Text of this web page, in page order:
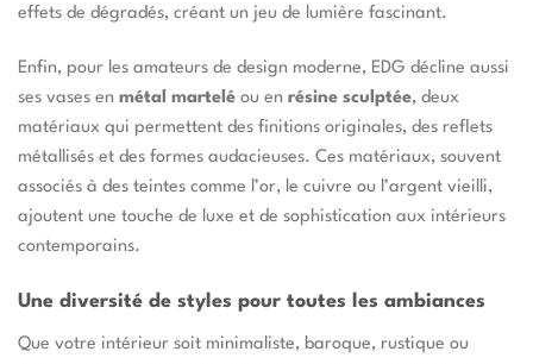
effets de dégradés, créant un jeu de lumière fascinant.
Enfin, pour les amateurs de design moderne, EDG décline aussi
ses vases en métal martelé ou en résine sculptée, deux
matériaux qui permettent des finitions originales, des reflets
métallisés et des formes audacieuses. Ces matériaux, souvent
associés à des teintes comme l’or, le cuivre ou l’argent vieilli,
ajoutent une touche de luxe et de sophistication aux intérieurs
contemporains.
Une diversité de styles pour toutes les ambiances
Que votre intérieur soit minimaliste, baroque, rustique ou